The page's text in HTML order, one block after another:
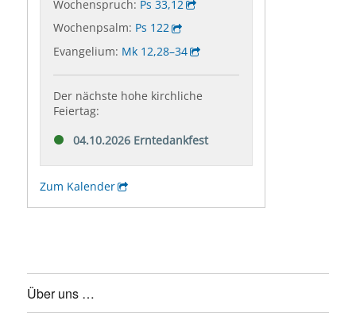
Über uns …